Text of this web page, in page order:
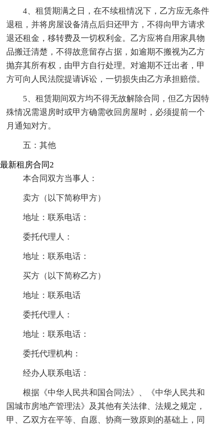
4、租赁期满之日，在不续租情况下，乙方应无条件
退租，并将房屋设备清点后归还甲方，不得向甲方请求
退还租金，移转费及一切权利金。乙方应将自用家具物
品搬迁清楚，不得故意留存占据，如逾期不搬视为乙方
抛弃其所有权，由甲方自行处理。对逾期不迁出者，甲
方可向人民法院提请诉讼，一切损失由乙方承担赔偿。
5、租赁期间双方均不得无故解除合同，但乙方因特
殊情况需退房时或甲方确需收回房屋时，必须提前一个
月通知对方。
五：其他
最新租房合同2
本合同双方当事人：
卖方（以下简称甲方）
地址：联系电话：
委托代理人：
地址：联系电话：
买方（以下简称乙方）
地址：联系电话
委托代理人：
地址：联系电话：
委托代理机构：
经办人联系电话：
根据《中华人民共和国合同法》、《中华人民共和
国城市房地产管理法》及其他有关法律、法规之规定，
甲、乙双方在平等、自愿、协商一致原则的基础上，同